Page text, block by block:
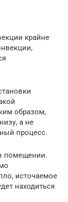
крайне
образом,
а не
процесс.
помещении.
источаемое
находиться